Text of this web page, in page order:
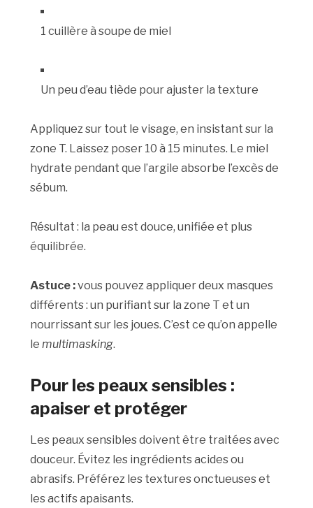
1 cuillère à soupe de miel
Un peu d’eau tiède pour ajuster la texture
Appliquez sur tout le visage, en insistant sur la
zone T. Laissez poser 10 à 15 minutes. Le miel
hydrate pendant que l’argile absorbe l’excès de
sébum.
Résultat : la peau est douce, unifiée et plus
équilibrée.
Astuce :vous pouvez appliquer deux masques
différents : un purifiant sur la zone T et un
nourrissant sur les joues. C’est ce qu’on appelle
lemultimasking.
Pour les peaux sensibles :
apaiser et protéger
Les peaux sensibles doivent être traitées avec
douceur. Évitez les ingrédients acides ou
abrasifs. Préférez les textures onctueuses et
les actifs apaisants.